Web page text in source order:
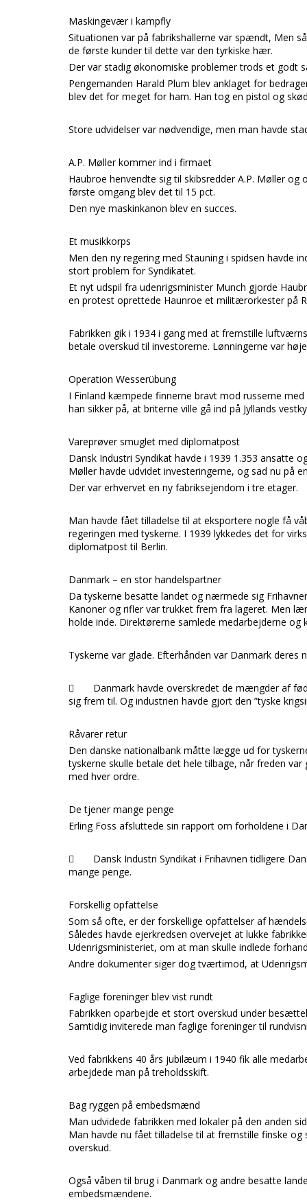
Maskingevær i kampfly
Situationen var på fabrikshallerne var spændt, Men
de første kunder til dette var den tyrkiske hær.
Der var stadig økonomiske problemer trods et godt
Pengemanden Harald Plum blev anklaget for
blev det for meget for ham. Han tog en pistol og
Store udvidelser var nødvendige, men man havde
A.P. Møller kommer ind i firmaet
Haubroe henvendte sig til skibsredderA.P. Møllerog
første omgang blev det til 15 pct.
Den nye maskinkanon blev en succes.
Et musikkorps
Men den ny regering med Stauningi spidsen havde
stort problem forSyndikatet.
Et nyt udspil fra udenrigsminister Munch gjorde
en protest oprettede Haunroe et militærorkester på
Fabrikken gik i 1934 i gang med at fremstille
betale overskud til investorerne. Lønningerne var
Operation Wesserübung
I Finland kæmpede finnerne bravt mod russerne
han sikker på, at briterne ville gå ind på Jyllands
Vareprøver smuglet med diplomatpost
Dansk Industri Syndikat havde i 1939 1.353 ansatte
Møllerhavde udvidet investeringerne, og sad nu på
Der var erhvervet en ny fabriksejendom i tre etager.
Man havde fået tilladelse til at eksportere nogle få
regeringen med tyskerne. I 1939 lykkedes det for
diplomatpost til Berlin.
Danmark – en stor handelspartner
Da tyskerne besatte landet og nærmede sig
Kanoner og rifler var trukket frem fra lageret. Men
holde inde. Direktørerne samlede medarbejderne
Tyskerne var glade. Efterhånden var Danmark deres

Danmark havde overskredet de mængder af
sig frem til. Og industrien havde gjort den ”tyske
Råvarer retur
Den danske nationalbank måtte lægge ud for
tyskerne skulle betale det hele tilbage, når freden
med hver ordre.
De tjener mange penge
Erling Foss afsluttede sin rapport om forholdene i

Dansk Industri Syndikat i Frihavnen tidligere
mange penge.
Forskellig opfattelse
Som så ofte, er der forskellige opfattelser af
Således havde ejerkredsen overvejet at lukke
Udenrigsministeriet, om at man skulle indlede
Andre dokumenter siger dog tværtimod, at
Faglige foreninger blev vist rundt
Fabrikken oparbejde et stort overskud under
Samtidig inviterede man faglige foreninger til
Ved fabrikkens 40 års jubilæum i 1940 fik alle
arbejdede man på treholdsskift.
Bag ryggen på embedsmænd
Man udvidede fabrikken med lokaler på den anden
Man havde nu fået tilladelse til at fremstille finske
overskud.
Også våben til brug i Danmark og andre besatte
embedsmændene.